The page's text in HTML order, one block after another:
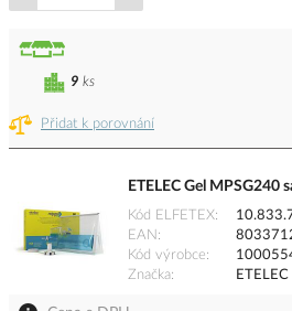
Přidat k porovnání
9 ks
ETELEC Gel MPSG240
Kód ELFETEX
EAN
Kód výrobce
Značka
ETELEC